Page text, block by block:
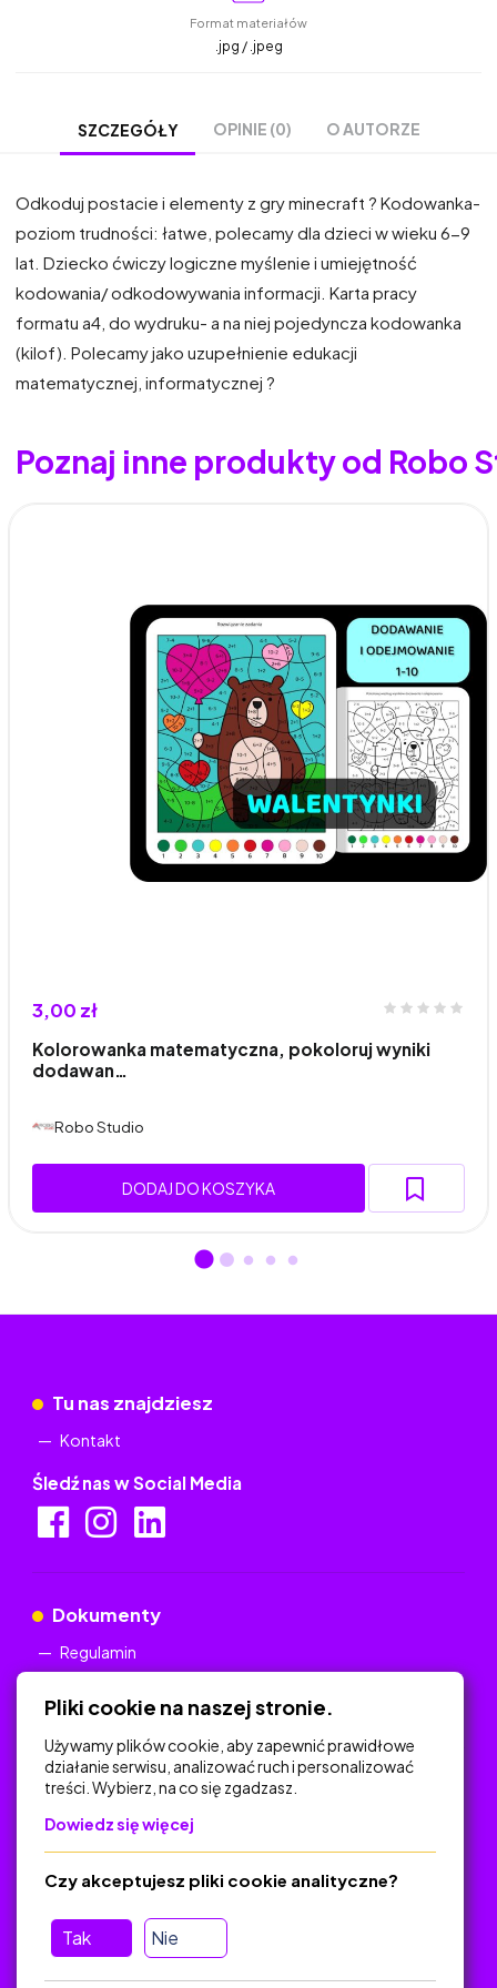
Format materiałów
.jpg / .jpeg
SZCZEGÓŁY OPINIE (0) O AUTORZE
Odkoduj postacie i elementy z gry minecraft ? Kodowanka-
poziom trudności: łatwe, polecamy dla dzieci w wieku 6-9
lat. Dziecko ćwiczy logiczne myślenie i umiejętność
kodowania/ odkodowywania informacji. Karta pracy
formatu a4, do wydruku- a na niej pojedyncza kodowanka
(kilof). Polecamy jako uzupełnienie edukacji
matematycznej, informatycznej ?
Poznaj inne produkty od Robo
3,00 zł
Kolorowanka matematyczna, pokoloruj wyniki
dodawan…
Robo Studio
DODAJ DO KOSZYKA
Tu nas znajdziesz
Kontakt
Śledź nas w Social Media
Dokumenty
Regulamin
Na skróty
Polityka Prywatności
Regulamin
O platformie
Baza materiałów dydaktycznych
Jak zostać autorem
Pliki cookie na naszej stronie.
Używamy plików cookie, aby zapewnić prawidłowe
działanie serwisu, analizować ruch i personalizować
treści. Wybierz, na co się zgadzasz.
Dowiedz się więcej
Tak Nie
Czy akceptujesz pliki cookie analityczne?